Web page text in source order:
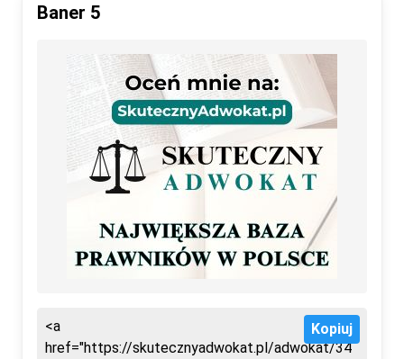
Baner 5
Kopiuj